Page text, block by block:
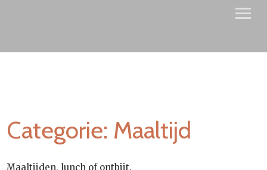
Categorie: Maaltijd
Maaltijden, lunch of ontbijt.